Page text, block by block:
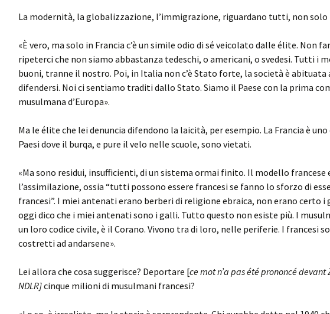
La modernità, la globalizzazione, l’immigrazione, riguardano tutti, non solo
«È vero, ma solo in Francia c’è un simile odio di sé veicolato dalle élite. Non
ripeterci che non siamo abbastanza tedeschi, o americani, o svedesi. Tutti i
buoni, tranne il nostro. Poi, in Italia non c’è Stato forte, la società è abituata
difendersi. Noi ci sentiamo traditi dallo Stato. Siamo il Paese con la prima
musulmana d’Europa».
Ma le élite che lei denuncia difendono la laicità, per esempio. La Francia è uno
Paesi dove il burqa, e pure il velo nelle scuole, sono vietati.
«Ma sono residui, insufficienti, di un sistema ormai finito. Il modello francese
l’assimilazione, ossia “tutti possono essere francesi se fanno lo sforzo di
francesi”. I miei antenati erano berberi di religione ebraica, non erano certo i
oggi dico che i miei antenati sono i galli. Tutto questo non esiste più. I
un loro codice civile, è il Corano. Vivono tra di loro, nelle periferie. I francesi
costretti ad andarsene».
Lei allora che cosa suggerisce? Deportare [ce mot n’a pas été prononcé devant
NDLR]cinque milioni di musulmani francesi?